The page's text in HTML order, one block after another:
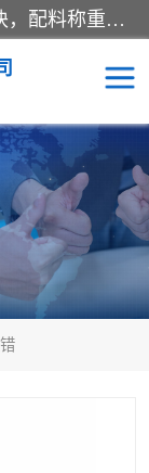
企业环保门禁电子台账系统，称重模块，配料称重系统,称重模块厂家,地磅称重系统,检重秤厂家 常州华青自动化主营：称重模块、无人值守称重系统、配料称重系统、地磅称重系统、检重秤、托利多称重模块等产品。各种称重软件，移动源环保门禁电子台账系统软件。 常州华青自动化系统有限公司7*24的电话支持服务、项目现场开发服务、新功能定制研发服务，产品培训、远程维护，现场安装调试工程等。
件